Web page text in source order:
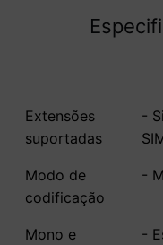
Extensões
suportadas
-
Modo de
codificação
-
Mono e
-